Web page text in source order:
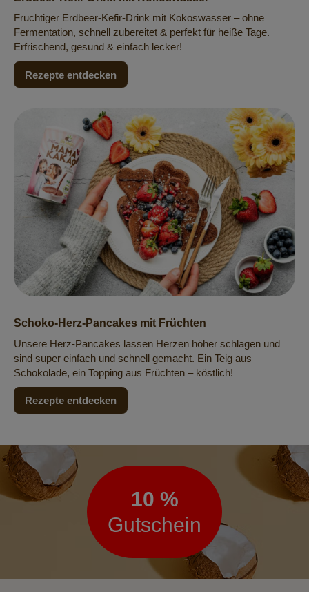
Fruchtiger Erdbeer-Kefir-Drink mit Kokoswasser – ohne
Fermentation, schnell zubereitet & perfekt für heiße Tage.
Erfrischend, gesund & einfach lecker!
Rezepte entdecken
Schoko-Herz-Pancakes mit Früchten
Unsere Herz-Pancakes lassen Herzen höher schlagen und
sind super einfach und schnell gemacht. Ein Teig aus
Schokolade, ein Topping aus Früchten – köstlich!
Rezepte entdecken
Newsletter
10 %
Gutschein